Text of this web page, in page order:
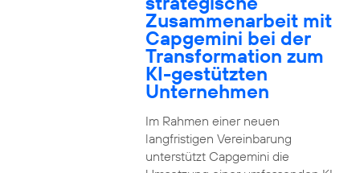
Zusammenarbeit mit
Capgemini bei der
Transformation zum
KI-gestützten
Unternehmen
Im Rahmen einer neuen
langfristigen Vereinbarung
unterstützt Capgemini die